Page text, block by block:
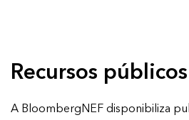
Recursos públicos
A BloombergNEF disponibiliza